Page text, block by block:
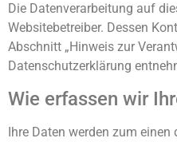
Die Datenverarbeitung auf
Websitebetreiber. Dessen
Abschnitt „Hinweis zur
Datenschutzerklärung
Wie erfassen wir
Ihre Daten werden zum